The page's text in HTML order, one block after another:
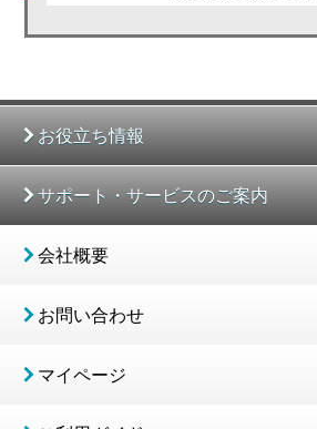
お役立ち情報
サポート・サービスのご案内
会社概要
お問い合わせ
マイページ